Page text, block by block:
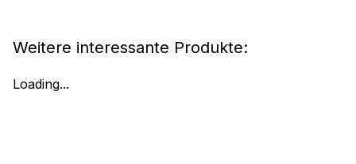
Weitere interessante Produkte:
Loading...